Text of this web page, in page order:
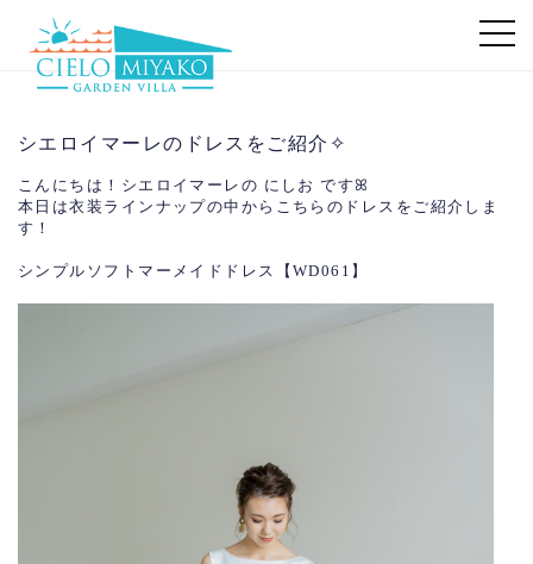
シエロイマーレのドレスをご紹介✧
こんにちは！シエロイマーレの にしお ですꕤ
本日は衣装ラインナップの中からこちらのドレスをご紹介しま
す！
シンプルソフトマーメイドドレス【WD061】